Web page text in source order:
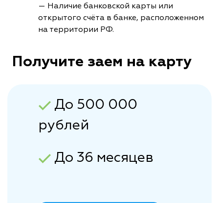
— Наличие банковской карты или
открытого счёта в банке, расположенном
на территории РФ.
Получите заем на карту
До 500 000
рублей
До 36 месяцев